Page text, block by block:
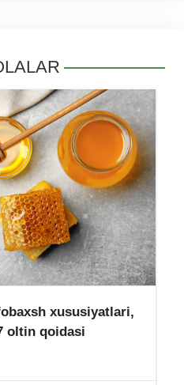
xususiyatlari,
oltin qoidasi